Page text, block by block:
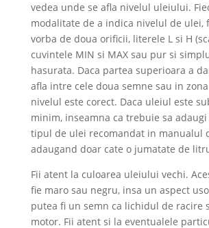
vedea unde se afla nivelul uleiului.
modalitate de a indica nivelul de ulei,
vorba de doua orificii, literele L si H
cuvintele MIN si MAX sau pur si
hasurata. Daca partea superioara a
afla intre cele doua semne sau in
nivelul este corect. Daca uleiul este
minim, inseamna ca trebuie sa adaugi
tipul de ulei recomandat in manualul
adaugand doar cate o jumatate de
Fii atent la culoarea uleiului vechi.
fie maro sau negru, insa un aspect
putea fi un semn ca lichidul de racire
motor. Fii atent si la eventualele